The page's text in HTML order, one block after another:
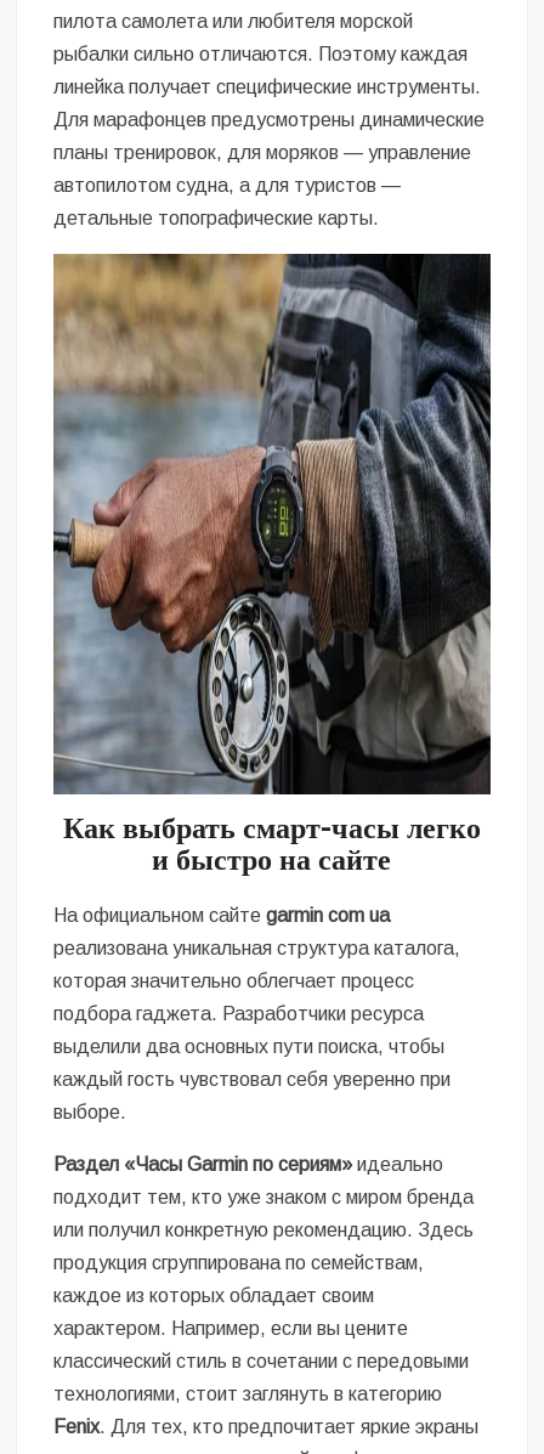
пилота самолета или любителя морской
рыбалки сильно отличаются. Поэтому каждая
линейка получает специфические инструменты.
Для марафонцев предусмотрены динамические
планы тренировок, для моряков — управление
автопилотом судна, а для туристов —
детальные топографические карты.
Как выбрать смарт-часы легко
и быстро на сайте
На официальном сайтеgarmin com ua
реализована уникальная структура каталога,
которая значительно облегчает процесс
подбора гаджета. Разработчики ресурса
выделили два основных пути поиска, чтобы
каждый гость чувствовал себя уверенно при
выборе.
Раздел «Часы Garmin по сериям» идеально
подходит тем, кто уже знаком с миром бренда
или получил конкретную рекомендацию. Здесь
продукция сгруппирована по семействам,
каждое из которых обладает своим
характером. Например, если вы цените
классический стиль в сочетании с передовыми
технологиями, стоит заглянуть в категорию
Fenix. Для тех, кто предпочитает яркие экраны